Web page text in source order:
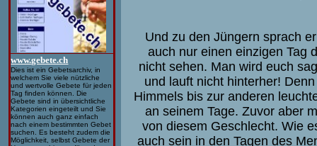
www.gebete.ch
Dies ist ein Gebetsarchiv, in
welchem Sie viele nützliche
und wertvolle Gebete für jeden
Tag finden können. Die
Gebete sind in übersichtliche
Kategorien eingeteilt und Sie
können auch ganz einfach
nach einem bestimmten Gebet
suchen. Es besteht zudem die
Möglichkeit, selbst Gebete der
Und zu den Jüngern sprach
auch nur einen einzigen Tag
nicht sehen. Man wird euch
und lauft nicht hinterher!
Himmels bis zur anderen
an seinem Tage. Zuvor aber
von diesem Geschlecht. Wie
auch sein in den Tagen des